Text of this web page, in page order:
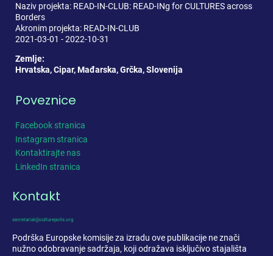
Naziv projekta: READ-IN-CLUB: READ-INg for CULTURES across
Borders
Akronim projekta: READ-IN-CLUB
2021-03-01 - 2022-10-31
Zemlje:
Hrvatska, Cipar, Mađarska, Grčka, Slovenija
Poveznice
Facebook stranica
Instagram stranica
Kontaktirajte nas
LinkedIn stranica
Kontakt
secretariat@culturepolis.org
Podrška Europske komisije za izradu ove publikacije ne znači
nužno odobravanje sadržaja, koji odražava isključivo stajališta